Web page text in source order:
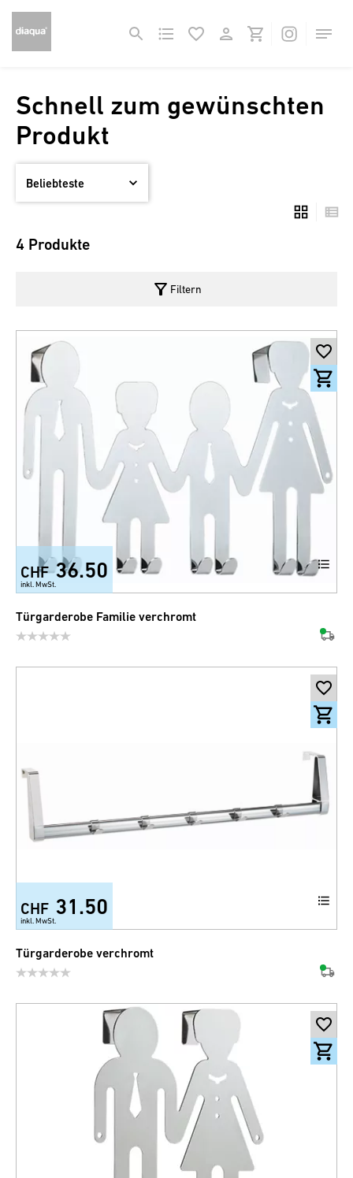
Schnell zum gewünschten
Produkt
4 Produkte
filter_alt Filtern
CHF 36.50
inkl. MwSt.
Türgarderobe Familie verchromt
CHF 31.50
inkl. MwSt.
Türgarderobe verchromt